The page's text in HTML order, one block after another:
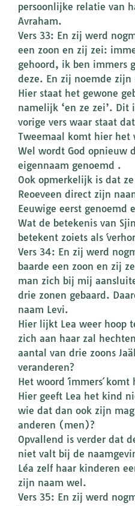
persoonlijke relatie van
Avraham.
Vers 33: En zij werd
een zoon en zij zei:
gehoord, ik ben immers
deze. En zij noemde zijn
Hier staat het gewone
namelijk ‘en ze zei’.
vorige vers waar staat
Tweemaal komt hier het
Wel wordt God opnieuw
eigennaam genoemd .
Ook opmerkelijk is dat
Reoeveen direct zijn
Eeuwige eerst genoemd
Wat de betekenis van
betekent zoiets als
Vers 34: En zij werd
baarde een zoon en zij
man zich bij mij
drie zonen gebaard.
naam Levi.
Hier lijkt Lea weer hoop
zich aan haar zal
aantal van drie zoons
veranderen?
Het woord ´immers´
Hier geeft Lea het kind
wie dat dan ook zijn
anderen (men)?
Opvallend is verder dat
niet valt bij de
Léa zelf haar kinderen
zijn naam wel.
Vers 35: En zij werd